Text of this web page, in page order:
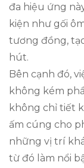
đa hiệu ứng
kiện như gối
tương đồng,
hút.
Bên cạnh đó,
không kém
không chỉ tiết
ấm cúng cho
những vị trí
từ đó làm nổi